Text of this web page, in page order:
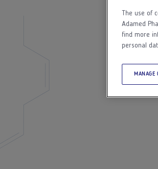
The use of
Adamed
find more
personal
MANAGE